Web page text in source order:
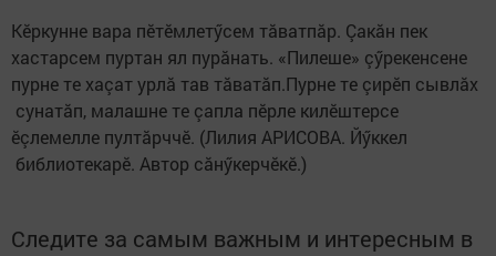
Кӗркунне вара пӗтӗмлетӳсем тăватпăр. Çакӑн пек
хастарсем пуртан ял пурӑнать. «Пилеше» çӳрекенсене
пурне те хаçат урлă тав тăватăп.Пурне те çирӗп сывлӑх
сунатăп, малашне те çапла пӗрле килӗштерсе
ӗçлемелле пултăрччӗ. (Лилия АРИСОВА. Йӳккел
библиотекарӗ. Автор сăнӳкерчӗкӗ.)
Следите за самым важным и интересным в